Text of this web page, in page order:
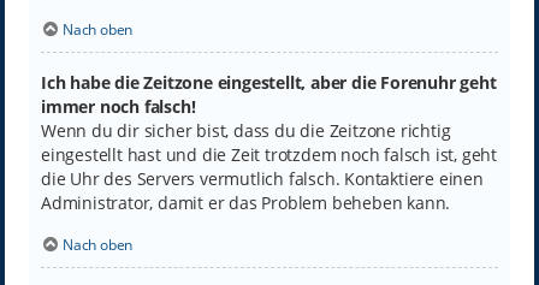
Nach oben
Ich habe die Zeitzone eingestellt, aber die Forenuhr geht
immer noch falsch!
Wenn du dir sicher bist, dass du die Zeitzone richtig
eingestellt hast und die Zeit trotzdem noch falsch ist, geht
die Uhr des Servers vermutlich falsch. Kontaktiere einen
Administrator, damit er das Problem beheben kann.
Nach oben